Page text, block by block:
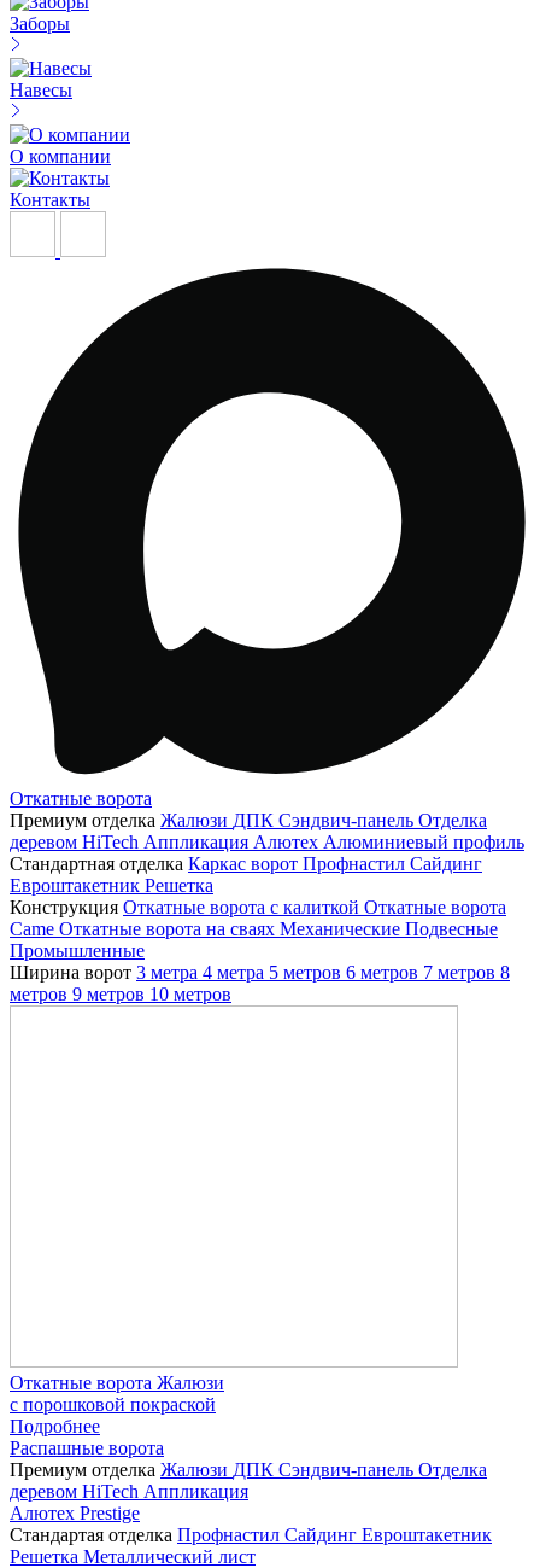
Заборы
Навесы
О компании
Контакты
Откатные ворота
Премиум отделка Жалюзи ДПК Сэндвич-панель Отделка
деревом HiTech Аппликация Алютех Алюминиевый профиль
Стандартная отделка Каркас ворот Профнастил Сайдинг
Евроштакетник Решетка
Конструкция Откатные ворота с калиткой Откатные ворота
Came Откатные ворота на сваях Механические Подвесные
Промышленные
Ширина ворот 3 метра 4 метра 5 метров 6 метров 7 метров 8
метров 9 метров 10 метров
Откатные ворота Жалюзи
с порошковой покраской
Подробнее
Распашные ворота
Премиум отделка Жалюзи ДПК Сэндвич-панель Отделка
деревом HiTech Аппликация
Алютех Prestige
Стандартая отделка Профнастил Сайдинг Евроштакетник
Решетка Металлический лист